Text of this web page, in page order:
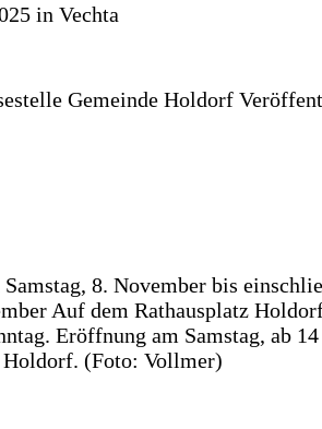
in Vechta
Gemeinde Holdorf
8. November bis
Auf dem Rathausplatz
Eröffnung am Samstag, ab
(Foto: Vollmer)